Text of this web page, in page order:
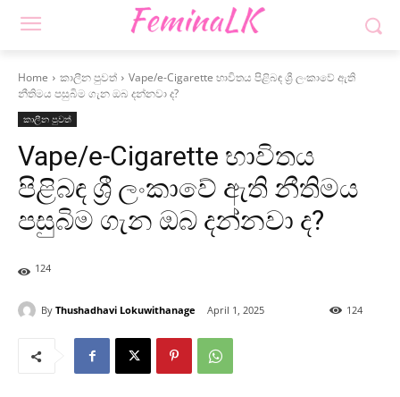
Home කාලීන පුවත්
Vape/e-Cigarette භාවිතය පිළිබඳ ශ්‍රී ලංකාවේ ඇති
නීතිමය පසුබිම ගැන ඔබ දන්නවා ද?
කාලීන පුවත්
Vape/e-Cigarette භාවිතය
පිළිබඳ ශ්‍රී ලංකාවේ ඇති නීතිමය
පසුබිම ගැන ඔබ දන්නවා ද?
124
By Thushadhavi Lokuwithanage April 1, 2025 124